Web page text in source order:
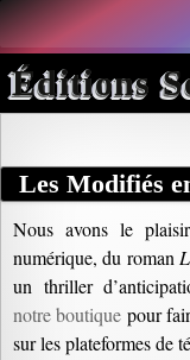
Aller
au
contenu
Éditions
Les Modifiés
Nous avons le
numérique, du roman
un thriller
notre boutique pour
sur les plateformes de